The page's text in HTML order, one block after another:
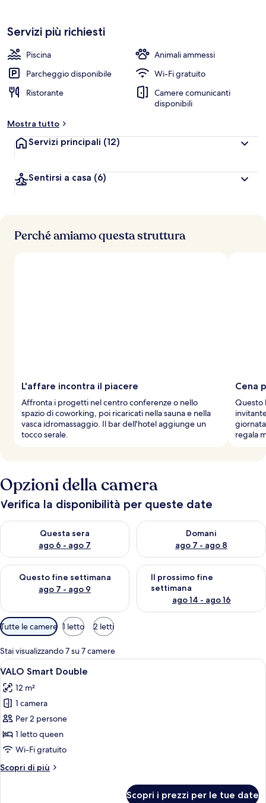
Servizi più richiesti
Piscina
Animali ammessi
Parcheggio disponibile
Wi-Fi gratuito
Ristorante
Camere comunicanti
disponibili
Mostra tutto
Servizi principali (12)
Sentirsi a casa (6)
Perché amiamo questa struttura
L'affare incontra il piacere
Affronta i progetti nel centro conferenze o nello
spazio di coworking, poi ricaricati nella sauna e nella
vasca idromassaggio. Il bar dell'hotel aggiunge un
tocco serale.
Cena
Questo
regala
Opzioni della camera
Verifica la disponibilità per queste date
Questa sera
ago 6 - ago 7
Verifica la disponibilità per questa sera, ago 6 - ago 7
Domani
ago 7 - ago 8
Verifica la disponibilità per
Questo fine settimana
ago 7 - ago 9
Verifica la disponibilità per questo fine settimana, ago 7 - ago
Il prossimo fine
settimana
ago 14 - ago 16
Verifica la disponibilità per il
Filtri
disponibili
per
le
camere
Tutte le camere 1 letto 2 letti
Stai visualizzando 7 su 7 camere
Apri
tutte
le
foto
per
VALO
Smart
VALO Smart Double | Biancheria da
4
VALO Smart Double
12 m²
1 camera
Per 2 persone
1 letto queen
Wi-Fi gratuito
Scopri di più
Altri
Scopri i prezzi per le tue date